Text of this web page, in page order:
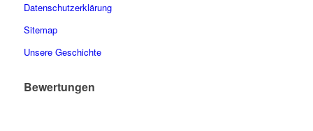
Datenschutzerklärung
Sitemap
Unsere Geschichte
Bewertungen